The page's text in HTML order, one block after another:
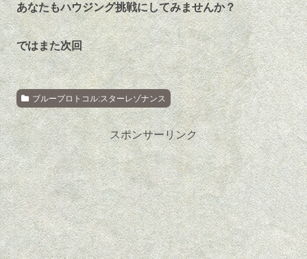
あなたもハウジング挑戦にしてみませんか？
ではまた次回
ブループロトコル:スターレゾナンス
スポンサーリンク